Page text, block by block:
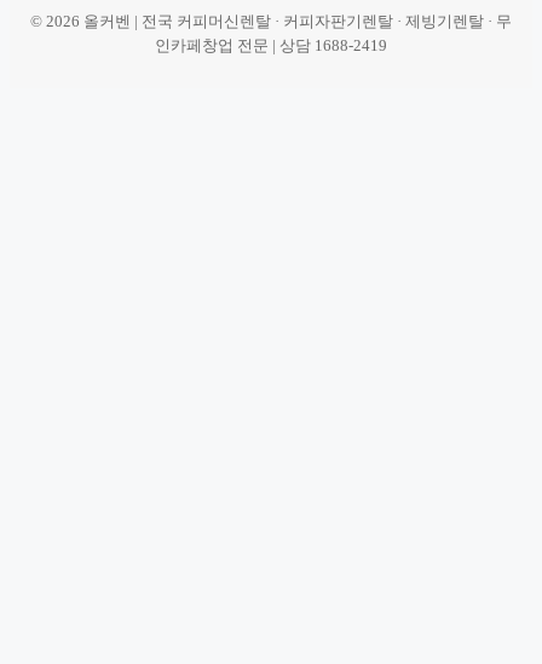
© 2026 올커벤 | 전국 커피머신렌탈 · 커피자판기렌탈 · 제빙기렌탈 · 무
인카페창업 전문 | 상담 1688-2419